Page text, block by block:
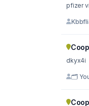
dkyx4i
🗂